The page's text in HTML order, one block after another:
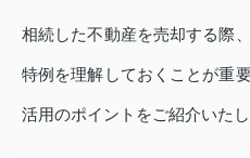
相続した不動産を売却する際
特例を理解しておくことが重
活用のポイントをご紹介いたし